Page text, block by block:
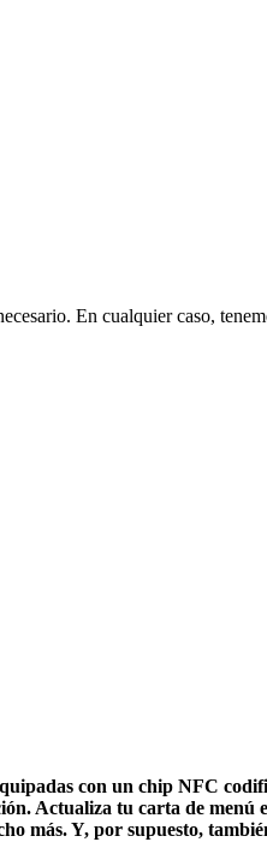
En cualquier caso,
con un chip NFC
Actualiza tu carta de menú
más. Y, por supuesto,